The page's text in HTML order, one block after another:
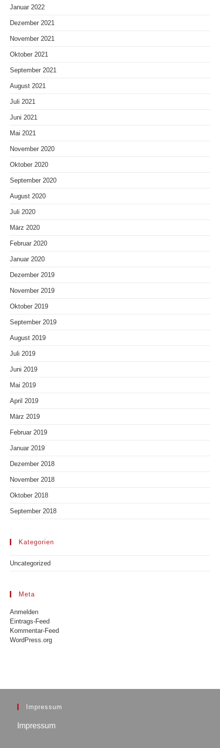
Januar 2022
Dezember 2021
November 2021
Oktober 2021
September 2021
August 2021
Juli 2021
Juni 2021
Mai 2021
November 2020
Oktober 2020
September 2020
August 2020
Juli 2020
März 2020
Februar 2020
Januar 2020
Dezember 2019
November 2019
Oktober 2019
September 2019
August 2019
Juli 2019
Juni 2019
Mai 2019
April 2019
März 2019
Februar 2019
Januar 2019
Dezember 2018
November 2018
Oktober 2018
September 2018
Kategorien
Uncategorized
Meta
Anmelden
Eintrags-Feed
Kommentar-Feed
WordPress.org
Impressum
Impressum